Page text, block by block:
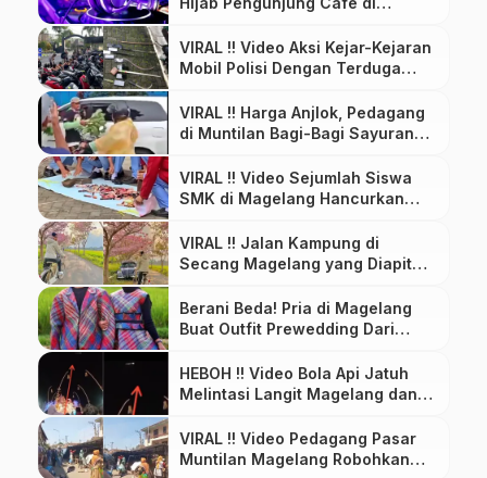
VIRAL !! Video Aksi Kejar-Kejaran
Mobil Polisi Dengan Terduga
VIRAL !! Harga Anjlok, Pedagang
di Muntilan Bagi-Bagi Sayuran
VIRAL !! Video Sejumlah Siswa
SMK di Magelang Hancurkan
VIRAL !! Jalan Kampung di
Secang Magelang yang Diapit
Berani Beda! Pria di Magelang
Buat Outfit Prewedding Dari
HEBOH !! Video Bola Api Jatuh
Melintasi Langit Magelang dan
VIRAL !! Video Pedagang Pasar
Muntilan Magelang Robohkan